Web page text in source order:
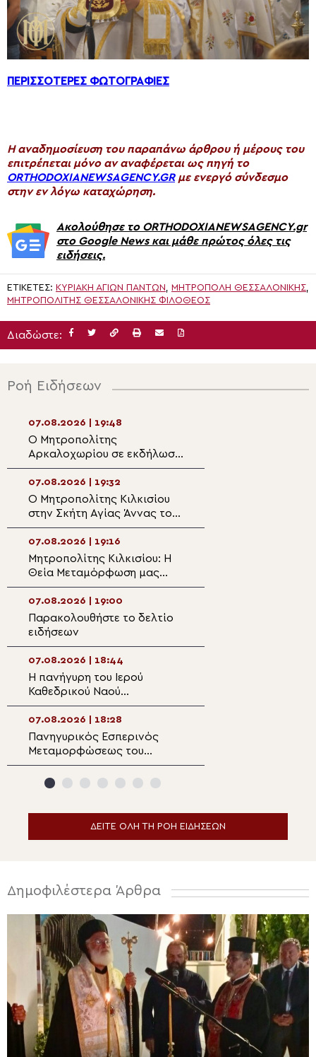
ΠΕΡΙΣΣΟΤΕΡΕΣ ΦΩΤΟΓΡΑΦΙΕΣ
H αναδημοσίευση του παραπάνω άρθρου ή μέρους του
επιτρέπεται μόνο αν αναφέρεται ως πηγή το
ORTHODOXIANEWSAGENCY.GRμε ενεργό σύνδεσμο
στην εν λόγω καταχώρηση.
Ακολούθησε το ORTHODOXIANEWSAGENCY.gr
στο Google News και μάθε πρώτος όλες τις
ειδήσεις.
ΕΤΙΚΈΤΕΣ: ΚΥΡΙΑΚΉ ΑΓΊΩΝ ΠΆΝΤΩΝ, ΜΗΤΡΟΠΟΛΗ ΘΕΣΣΑΛΟΝΙΚΗΣ,
ΜΗΤΡΟΠΟΛΊΤΗΣ ΘΕΣΣΑΛΟΝΊΚΗΣ ΦΙΛΌΘΕΟΣ
Διαδώστε:
Ροή Ειδήσεων
07.08.2026 | 19:48
Ο Μητροπολίτης
Αρκαλοχωρίου σε εκδήλωση
για τα θύματα της
ναζιστικής κατοχής της
Εμπάρου
07.08.2026 | 19:32
Ο Μητροπολίτης Κιλκισίου
στην Σκήτη Αγίας Άννας του
Αγίου Όρους
07.08.2026 | 19:16
Μητροπολίτης Κιλκισίου: Η
Θεία Μεταμόρφωση μας
καλεί να μεταμορφώσουμε
τη ζωή μας
07.08.2026 | 19:00
Παρακολουθήστε το δελτίο
ειδήσεων
07.08.2026 | 18:44
Η πανήγυρη του Ιερού
Καθεδρικού Ναού
Μεταμορφώσεως του
Σωτήρος στο Αρκαλοχώρι
07.08.2026 | 18:28
Πανηγυρικός Εσπερινός
Μεταμορφώσεως του
Σωτήρος στο Αρκαλοχώρι
ΔΕΙΤΕ ΟΛΗ ΤΗ ΡΟΗ ΕΙΔΗΣΕΩΝ
Δημοφιλέστερα Άρθρα